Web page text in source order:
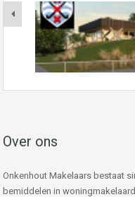
Over ons
Onkenhout Makelaars bestaat
bemiddelen in